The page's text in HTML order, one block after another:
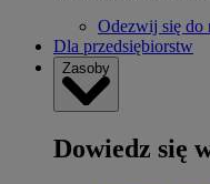
Odezwij się do
Dla przedsiębiorstw
Zasoby
Dowiedz się